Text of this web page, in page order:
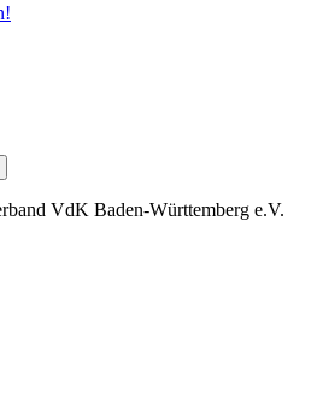
VdK Baden-Württemberg e.V.